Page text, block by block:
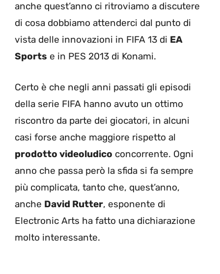
anche quest’anno ci ritroviamo a discutere
di cosa dobbiamo attenderci dal punto di
vista delle innovazioni in FIFA 13 di EA
Sports e in PES 2013 di Konami.
Certo è che negli anni passati gli episodi
della serie FIFA hanno avuto un ottimo
riscontro da parte dei giocatori, in alcuni
casi forse anche maggiore rispetto al
prodotto videoludico concorrente. Ogni
anno che passa però la sfida si fa sempre
più complicata, tanto che, quest’anno,
anche David Rutter, esponente di
Electronic Arts ha fatto una dichiarazione
molto interessante.